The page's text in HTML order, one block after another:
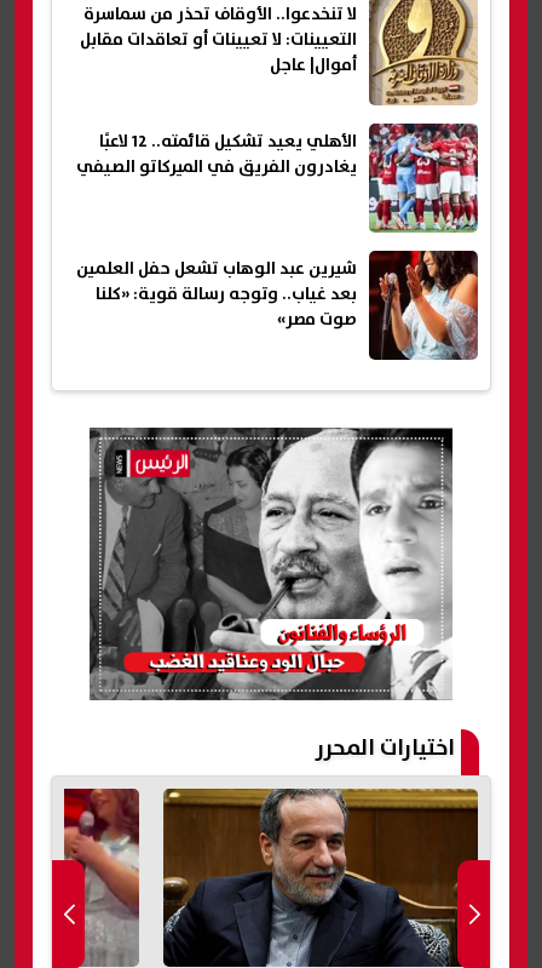
لا تنخدعوا.. الأوقاف تحذر من سماسرة
التعيينات: لا تعيينات أو تعاقدات مقابل
أموال| عاجل
الأهلي يعيد تشكيل قائمته.. 12 لاعبًا
يغادرون الفريق في الميركاتو الصيفي
شيرين عبد الوهاب تشعل حفل العلمين
بعد غياب.. وتوجه رسالة قوية: «كلنا
صوت مصر»
اختيارات المحرر